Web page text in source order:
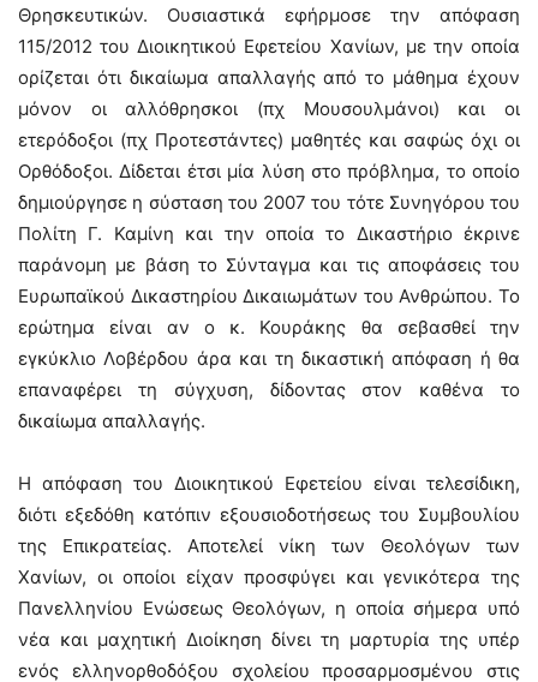
Θρησκευτικών. Ουσιαστικά εφήρμοσε την απόφαση
115/2012 του Διοικητικού Εφετείου Χανίων, με την οποία
ορίζεται ότι δικαίωμα απαλλαγής από το μάθημα έχουν
μόνον οι αλλόθρησκοι (πχ Μουσουλμάνοι) και οι
ετερόδοξοι (πχ Προτεστάντες) μαθητές και σαφώς όχι οι
Ορθόδοξοι. Δίδεται έτσι μία λύση στο πρόβλημα, το οποίο
δημιούργησε η σύσταση του 2007 του τότε Συνηγόρου του
Πολίτη Γ. Καμίνη και την οποία το Δικαστήριο έκρινε
παράνομη με βάση το Σύνταγμα και τις αποφάσεις του
Ευρωπαϊκού Δικαστηρίου Δικαιωμάτων του Ανθρώπου. Το
ερώτημα είναι αν ο κ. Κουράκης θα σεβασθεί την
εγκύκλιο Λοβέρδου άρα και τη δικαστική απόφαση ή θα
επαναφέρει τη σύγχυση, δίδοντας στον καθένα το
δικαίωμα απαλλαγής.
Η απόφαση του Διοικητικού Εφετείου είναι τελεσίδικη,
διότι εξεδόθη κατόπιν εξουσιοδοτήσεως του Συμβουλίου
της Επικρατείας. Αποτελεί νίκη των Θεολόγων των
Χανίων, οι οποίοι είχαν προσφύγει και γενικότερα της
Πανελληνίου Ενώσεως Θεολόγων, η οποία σήμερα υπό
νέα και μαχητική Διοίκηση δίνει τη μαρτυρία της υπέρ
ενός ελληνορθοδόξου σχολείου προσαρμοσμένου στις